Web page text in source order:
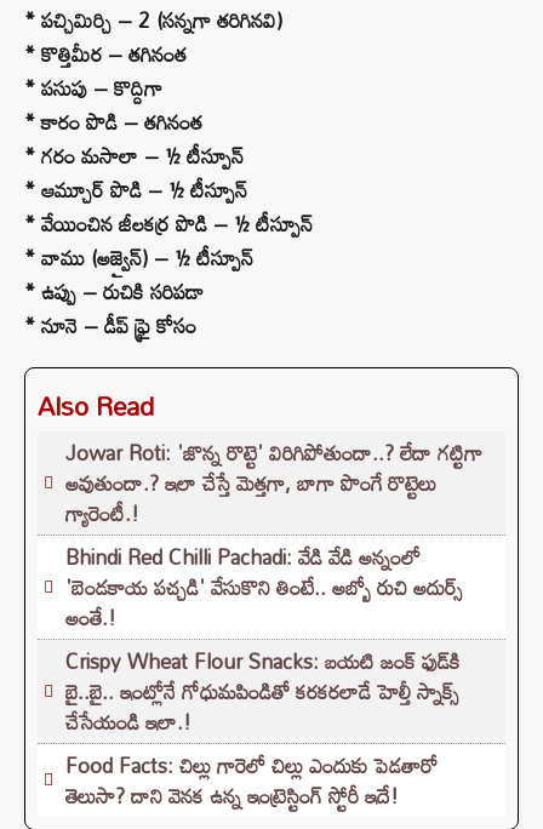
* పచ్చిమిర్చి – 2 (సన్నగా తరిగినవి)
* కొత్తిమీర – తగినంత
* పసుపు – కొద్దిగా
* కారం పొడి – తగినంత
* గరం మసాలా – ½ టీస్పూన్
* ఆమ్చూర్ పొడి – ½ టీస్పూన్
* వేయించిన జీలకర్ర పొడి – ½ టీస్పూన్
* వాము (అజ్వైన్) – ½ టీస్పూన్
* ఉప్పు – రుచికి సరిపడా
* నూనె – డీప్ ఫ్రై కోసం
Also Read
Jowar Roti: 'జొన్న రొట్టె' విరిగిపోతుందా..? లేదా గట్టిగా
అవుతుందా.? ఇలా చేస్తే మెత్తగా, బాగా పొంగే రొట్టెలు
గ్యారెంటీ.!
Bhindi Red Chilli Pachadi: వేడి వేడి అన్నంలో
'బెండకాయ పచ్చడి' వేసుకొని తింటే.. అబ్బో రుచి అదుర్స్
అంతే.!
Crispy Wheat Flour Snacks: బయటి జంక్ ఫుడ్‌కి
బై..బై.. ఇంట్లోనే గోధుమపిండితో కరకరలాడే హెల్తీ స్నాక్స్
చేసేయండి ఇలా.!
Food Facts: చిల్లు గారెలో చిల్లు ఎందుకు పెడతారో
తెలుసా? దాని వెనక ఉన్న ఇంట్రెస్టింగ్ స్టోరీ ఇదే!